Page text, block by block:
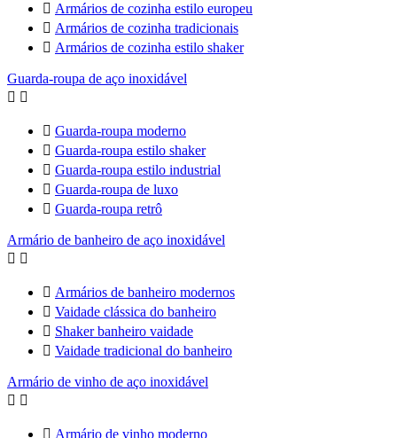
 Armários de cozinha estilo europeu
 Armários de cozinha tradicionais
 Armários de cozinha estilo shaker
Guarda-roupa de aço inoxidável
 
 Guarda-roupa moderno
 Guarda-roupa estilo shaker
 Guarda-roupa estilo industrial
 Guarda-roupa de luxo
 Guarda-roupa retrô
Armário de banheiro de aço inoxidável
 
 Armários de banheiro modernos
 Vaidade clássica do banheiro
 Shaker banheiro vaidade
 Vaidade tradicional do banheiro
Armário de vinho de aço inoxidável
 
 Armário de vinho moderno